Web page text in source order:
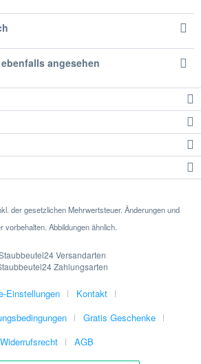
angesehen
der gesetzlichen Mehrwertsteuer. Änderungen und
vorbehalten. Abbildungen ähnlich.
Einstellungen
Kontakt
Gratis Geschenke
Widerrufsrecht
AGB